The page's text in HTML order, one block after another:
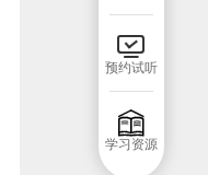

预约试听

学习资源